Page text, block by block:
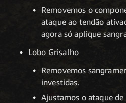
Removemos o
ataque ao tendão
agora só aplique
Lobo Grisalho
Removemos
investidas.
Ajustamos o ataque